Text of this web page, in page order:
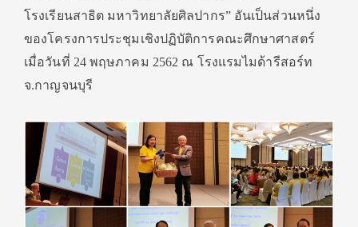
โรงเรียนสาธิต มหาวิทยาลัยศิลปากร” อันเป็นส่วนหนึ่ง
ของโครงการประชุมเชิงปฏิบัติการคณะศึกษาศาสตร์
เมื่อวันที่ 24 พฤษภาคม 2562 ณ โรงแรมไมด้ารีสอร์ท
จ.กาญจนบุรี